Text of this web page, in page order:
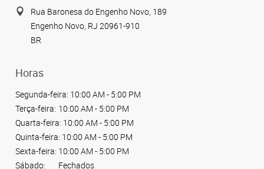
Rua Baronesa do Engenho Novo, 189
Engenho Novo, RJ 20961-910
BR
Horas
Segunda-feira: 10:00 AM - 5:00 PM
Terça-feira: 10:00 AM - 5:00 PM
Quarta-feira: 10:00 AM - 5:00 PM
Quinta-feira: 10:00 AM - 5:00 PM
Sexta-feira: 10:00 AM - 5:00 PM
Sábado:
Fechados